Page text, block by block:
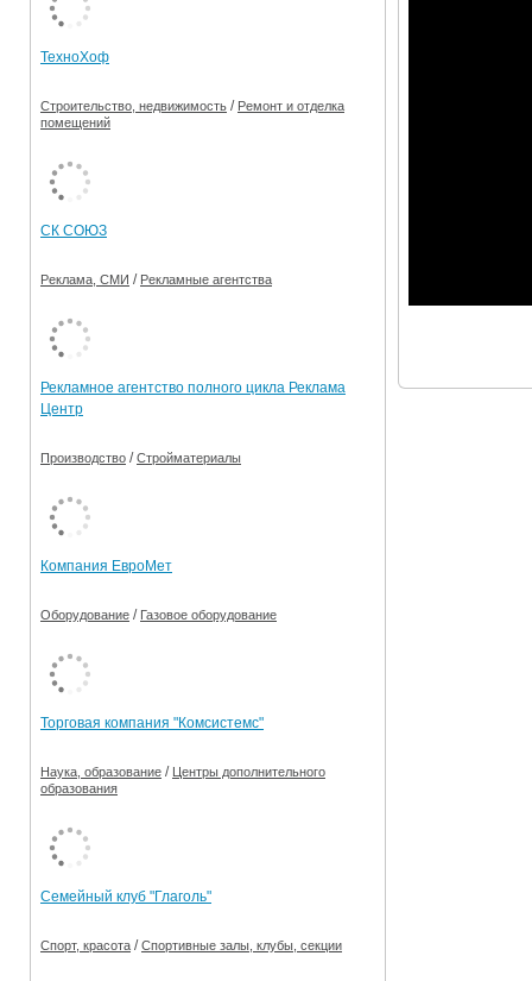
ТехноХоф
Строительство, недвижимость / Ремонт и отделка
помещений
СК СОЮЗ
Реклама, СМИ / Рекламные агентства
Рекламное агентство полного цикла Реклама
Центр
Производство /Стройматериалы
Компания ЕвроМет
Оборудование / Газовое оборудование
Торговая компания "Комсистемс"
Наука, образование / Центры дополнительного
образования
Семейный клуб "Глаголь"
Спорт, красота /Спортивные залы, клубы, секции